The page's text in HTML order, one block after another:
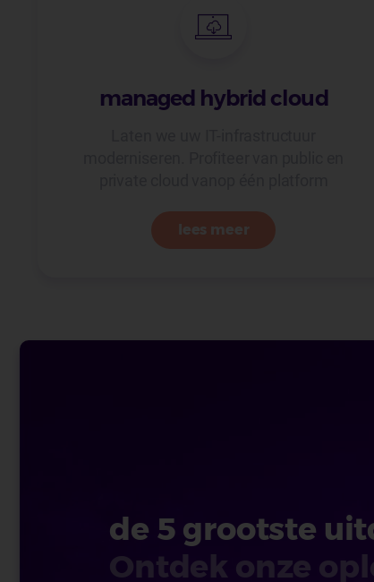
managed hybrid cloud
lees meer
de 5 grootste
Ontdek onze